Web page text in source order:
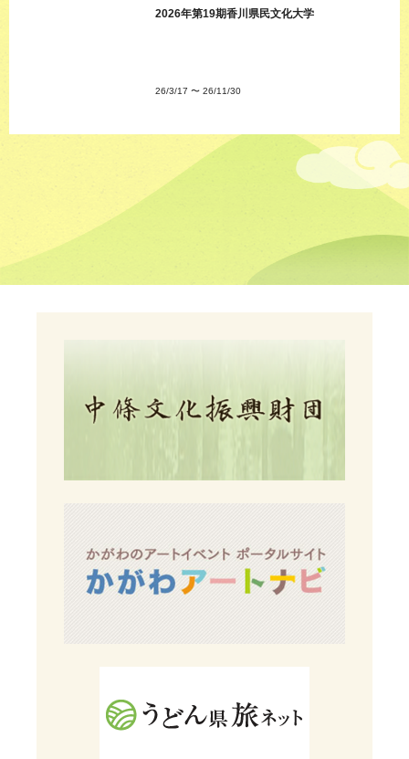
2026年第19期香川県民文化大学
26/3/17 〜 26/11/30